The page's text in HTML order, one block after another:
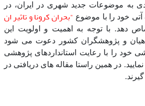
به موضوعات جدید شهری در ایران، در
خود را با موضوع "بحران کرونا و تاثیر ان
دهد. با توجه به اهمیت و اولویت این
و پژوهشگران کشور دعوت می شود
خود را با رعایت استانداردهای پژوهشی
در همین راستا مقاله های دریافتی در